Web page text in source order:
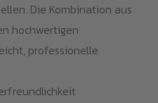
Die Kombination aus
hochwertigen
professionelle